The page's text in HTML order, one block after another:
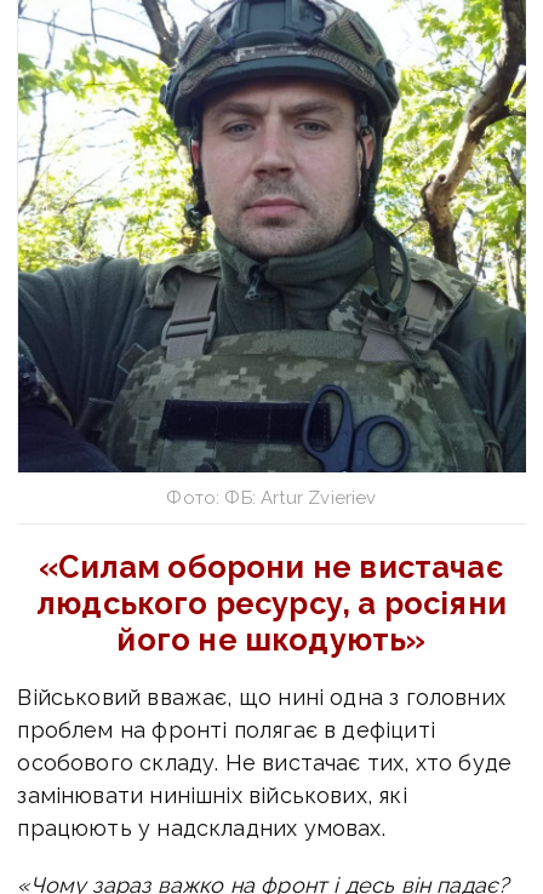
Фото: ФБ: Artur Zvieriev
«Силам оборони не вистачає
людського ресурсу, а росіяни
його не шкодують»
Військовий вважає, що нині одна з головних
проблем на фронті полягає в дефіциті
особового складу. Не вистачає тих, хто буде
замінювати нинішніх військових, які
працюють у надскладних умовах.
«Чому зараз важко на фронт і десь він падає?